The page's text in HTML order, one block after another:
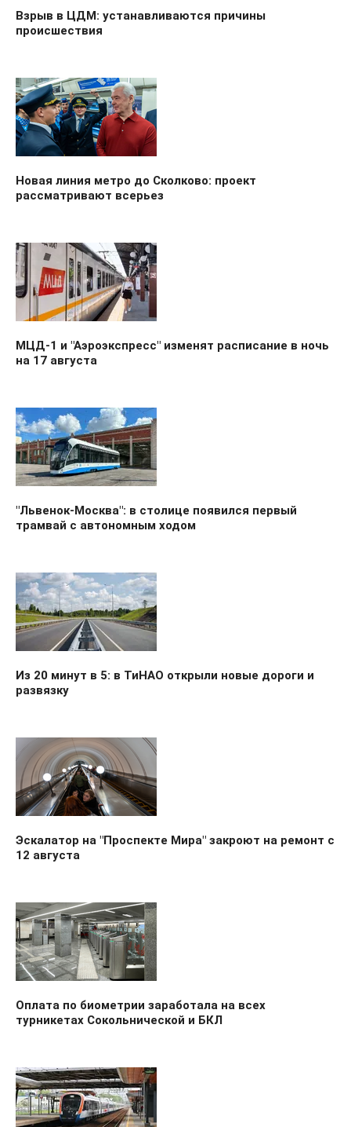
Взрыв в ЦДМ: устанавливаются причины
происшествия
Новая линия метро до Сколково: проект
рассматривают всерьез
МЦД-1 и "Аэроэкспресс" изменят расписание в ночь
на 17 августа
"Львенок-Москва": в столице появился первый
трамвай с автономным ходом
Из 20 минут в 5: в ТиНАО открыли новые дороги и
развязку
Эскалатор на "Проспекте Мира" закроют на ремонт с
12 августа
Оплата по биометрии заработала на всех
турникетах Сокольнической и БКЛ